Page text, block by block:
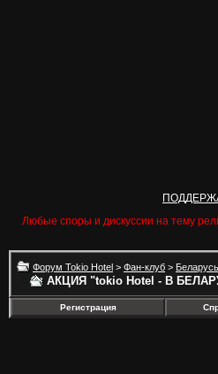
Любые споры и дискуссии на тему
Форум Tokio Hotel > Фан-клуб > Беларусь
АКЦИЯ "tokio Hotel - В
Регистрация